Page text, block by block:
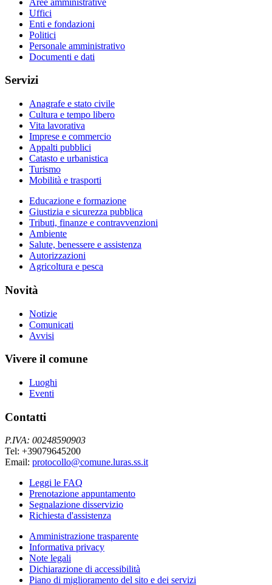
Uffici
Enti e fondazioni
Politici
Personale amministrativo
Documenti e dati
Servizi
Anagrafe e stato civile
Cultura e tempo libero
Vita lavorativa
Imprese e commercio
Appalti pubblici
Catasto e urbanistica
Turismo
Mobilità e trasporti
Educazione e formazione
Giustizia e sicurezza pubblica
Tributi, finanze e contravvenzioni
Ambiente
Salute, benessere e assistenza
Autorizzazioni
Agricoltura e pesca
Novità
Notizie
Comunicati
Avvisi
Vivere il comune
Luoghi
Eventi
Contatti
P.IVA: 00248590903
Tel: +39079645200
Email: protocollo@comune.luras.ss.it
Leggi le FAQ
Prenotazione appuntamento
Segnalazione disservizio
Richiesta d'assistenza
Amministrazione trasparente
Informativa privacy
Note legali
Dichiarazione di accessibilità
Piano di miglioramento del sito e dei servizi